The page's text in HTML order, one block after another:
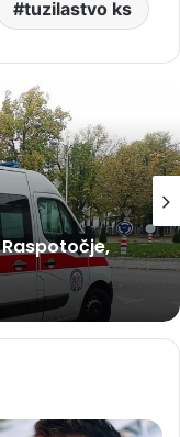
tuzilastvo ks